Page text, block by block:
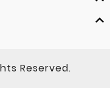
Reserved.